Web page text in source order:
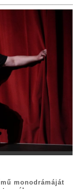
monodrámáját